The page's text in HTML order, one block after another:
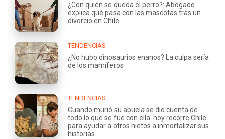
¿Con quién se queda el perro?: Abogado
explica qué pasa con las mascotas tras un
divorcio en Chile
TENDENCIAS
¿No hubo dinosaurios enanos? La culpa sería
de los mamíferos
TENDENCIAS
Cuando murió su abuela se dio cuenta de
todo lo que se fue con ella: hoy recorre Chile
para ayudar a otros nietos a inmortalizar sus
historias